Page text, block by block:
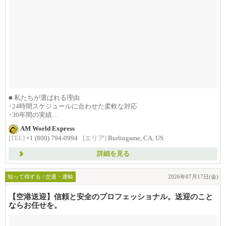
■ 私たちが選ばれる理由
･24時間スケジュールに合わせた柔軟な対応
･30年間の実績
･1992年創...
AM World Express
[TEL] +1 (800) 794-0994 [エリア] Burlingame, CA, US
詳細を見る
知って得する / 交通・運輸 2026年07月17日(金)
【空港送迎】信頼と安全のプロフェッショナル。送迎のこと
ならお任せを。